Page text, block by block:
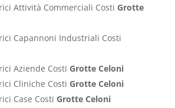
Attività Commerciali Costi Grotte
Capannoni Industriali Costi
Aziende Costi Grotte Celoni
Cliniche Costi Grotte Celoni
Case Costi Grotte Celoni